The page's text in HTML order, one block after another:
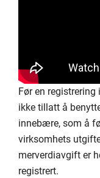
Før en
ikke tillatt å
innebære, som å
virksomhets
merverdiavgift er
registrert.